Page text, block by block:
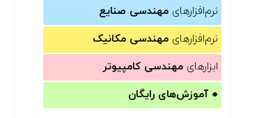
نرم‌افزارهای مهندسی صنایع
نرم‌افزارهای مهندسی مکانیک
ابزارهای مهندسی کامپیوتر
● آموزش‌های رایگان